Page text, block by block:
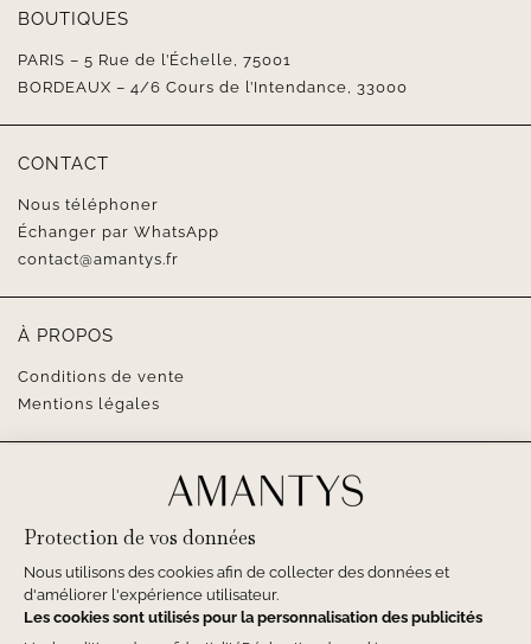
BOUTIQUES
PARIS – 5 Rue de l’Échelle, 75001
BORDEAUX – 4/6 Cours de l’Intendance, 33000
CONTACT
Nous téléphoner
Échanger par WhatsApp
contact@amantys.fr
À PROPOS
Conditions de vente
Mentions légales